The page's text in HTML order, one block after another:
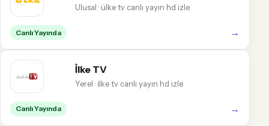
Ulusal · ülke tv canlı yayın hd izle
Canlı Yayında →
İlke TV
Yerel · i̇lke tv canlı yayın hd izle
Canlı Yayında →